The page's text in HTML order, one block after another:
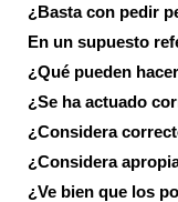
¿Basta con pedir
En un supuesto
¿Qué pueden
¿Se ha actuado
¿Considera
¿Considera
¿Ve bien que los